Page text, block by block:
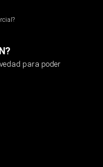
para poder